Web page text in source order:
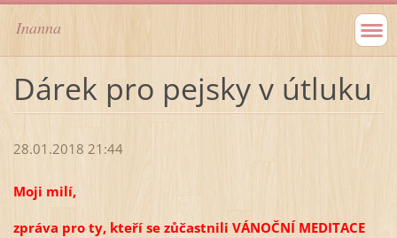
Inanna
Dárek pro pejsky v útluku
28.01.2018 21:44
Moji milí,
zpráva pro ty, kteří se zůčastnili VÁNOČNÍ MEDITACE